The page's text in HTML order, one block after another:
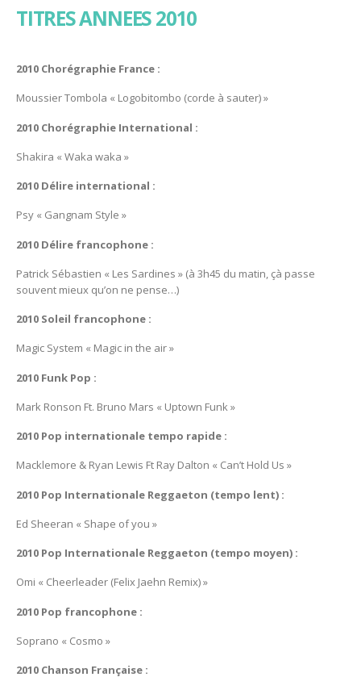
TITRES ANNEES 2010
2010 Chorégraphie France :
Moussier Tombola « Logobitombo (corde à sauter) »
2010 Chorégraphie International :
Shakira « Waka waka »
2010 Délire international :
Psy « Gangnam Style »
2010 Délire francophone :
Patrick Sébastien « Les Sardines » (à 3h45 du matin, çà passe
souvent mieux qu’on ne pense…)
2010 Soleil francophone :
Magic System « Magic in the air »
2010 Funk Pop :
Mark Ronson Ft. Bruno Mars « Uptown Funk »
2010 Pop internationale tempo rapide :
Macklemore & Ryan Lewis Ft Ray Dalton « Can’t Hold Us »
2010 Pop Internationale Reggaeton (tempo lent) :
Ed Sheeran « Shape of you »
2010 Pop Internationale Reggaeton (tempo moyen) :
Omi « Cheerleader (Felix Jaehn Remix) »
2010 Pop francophone :
Soprano « Cosmo »
2010 Chanson Française :